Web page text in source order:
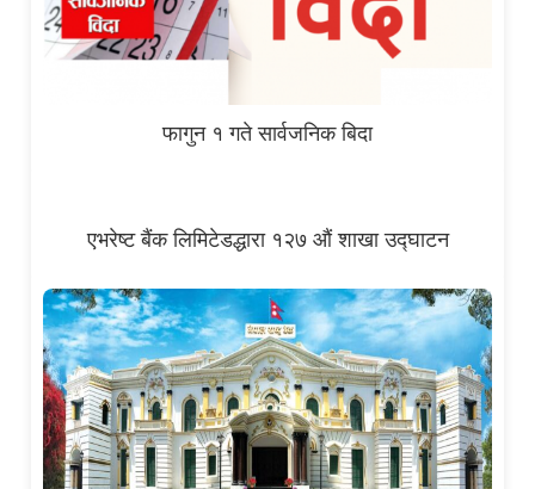
फागुन १ गते सार्वजनिक बिदा
एभरेष्ट बैंक लिमिटेडद्धारा १२७ औं शाखा उद्घाटन